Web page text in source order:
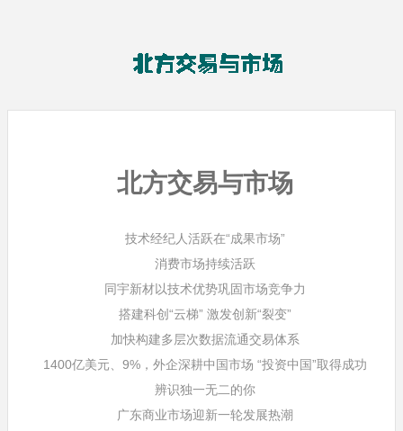
北方交易与市场
技术经纪人活跃在“成果市场”
消费市场持续活跃
同宇新材以技术优势巩固市场竞争力
搭建科创“云梯” 激发创新“裂变”
加快构建多层次数据流通交易体系
1400亿美元、9%，外企深耕中国市场 “投资中国”取得成功
辨识独一无二的你
广东商业市场迎新一轮发展热潮